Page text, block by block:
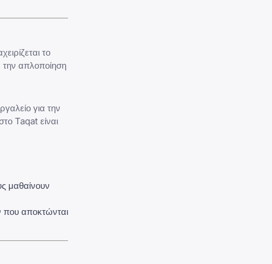
το
την απλοποίηση
για την
Taqat είναι
μαθαίνουν
που αποκτώνται